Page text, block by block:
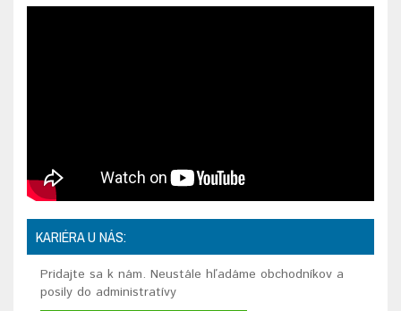
KARIÉRA U NÁS:
Pridajte sa k nám. Neustále hľadáme obchodníkov a
posily do administratívy